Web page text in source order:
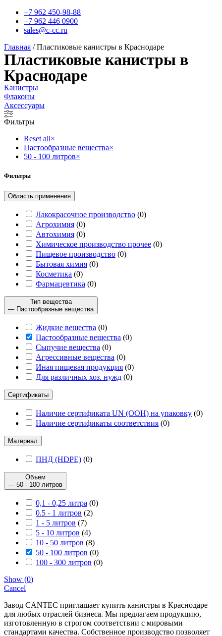
+7 962 450-98-88
+7 962 446 0900
sales@c-cc.ru
Главная / Пластиковые канистры в Краснодаре
Пластиковые канистры в
Краснодаре
Канистры
Флаконы
Аксессуары
Фильтры
Reset all×
Пастообразные вещества×
50 - 100 литров×
Фильтры
Область применения
Лакокрасочное производство (0)
Агрохимия (0)
Автохимия (0)
Химическое производство прочее (0)
Пищевое производство (0)
Бытовая химия (0)
Косметика (0)
Фармацевтика (0)
Тип вещества
— Пастообразные вещества
Жидкие вещества (0)
Пастообразные вещества (0)
Сыпучие вещества (0)
Агрессивные вещества (0)
Иная пищевая продукция (0)
Для различных хоз. нужд (0)
Сертификаты
Наличие сертификата UN (ООН) на упаковку (0)
Наличие сертификаты соответствия (0)
Материал
ПНД (HDPE) (0)
Объем
— 50 - 100 литров
0,1 - 0,25 литра (0)
0.5 - 1 литров (2)
1 - 5 литров (7)
5 - 10 литров (4)
10 - 50 литров (8)
50 - 100 литров (0)
100 - 300 литров (0)
Show (0)
Cancel
Завод CANTEC приглашает купить канистры в Краснодаре
для любых отраслей бизнеса. Мы предлагаем продукцию,
изготовленную в строгом соответствии с мировыми
стандартами качества. Собственное производство позволяет